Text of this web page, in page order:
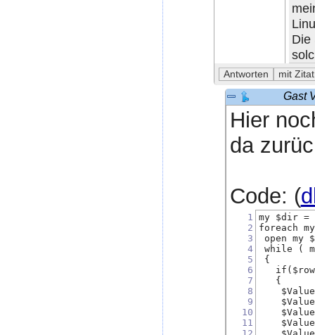
Die
Gast
Hier
da
Code: (
1
2
3
4
5
6
7
8
9
10
11
my $dir
foreach
open
while (
{
   {